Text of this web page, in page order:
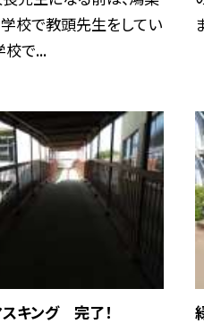
校で教頭先生をしてい
校で...
キング 完了！